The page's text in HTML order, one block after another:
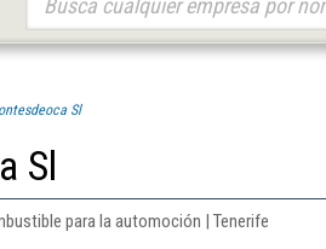
Sl
Sl
para la automoción | Tenerife